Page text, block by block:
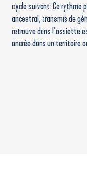
cycle suivant. Ce rythme
ancestral, transmis de
retrouve dans l’assiette
ancrée dans un territoire